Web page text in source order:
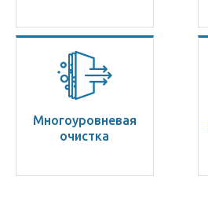
Многоуровневая
очистка